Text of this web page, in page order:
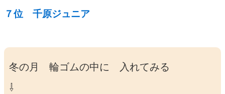
７位 千原ジュニア
冬の月 輪ゴムの中に 入れてみる
⇩